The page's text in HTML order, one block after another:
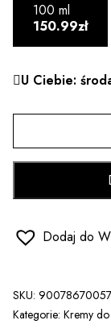
100 ml
150.99zł
U Ciebie:
Dodaj do
SKU:
Kategorie: Kremy